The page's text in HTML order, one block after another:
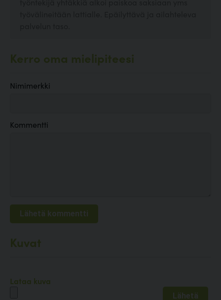
Kerro oma mielipiteesi
Nimimerkki
Kommentti
Kuvat
Lataa kuva